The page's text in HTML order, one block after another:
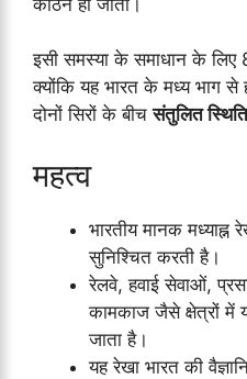
इसी समस्या के समाधान के लिए
क्योंकि यह भारत के मध्य भाग से
दोनों सिरों के बीचसंतुलित स्थिति
महत्व
भारतीय मानक
सुनिश्चित करती है।
रेलवे, हवाई सेवाओं,
कामकाज जैसे क्षेत्रों में
जाता है।
यह रेखा भारत की